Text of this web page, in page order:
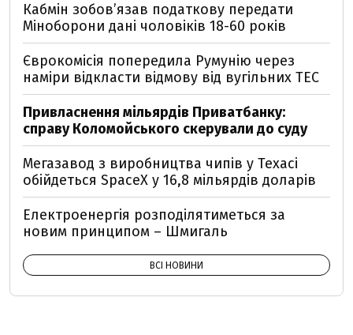
Кабмін зобовʼязав податкову передати
Міноборони дані чоловіків 18-60 років
Єврокомісія попередила Румунію через
наміри відкласти відмову від вугільних ТЕС
Привласнення мільярдів Приватбанку:
справу Коломойського скерували до суду
Мегазавод з виробництва чипів у Техасі
обійдеться SpaceX у 16,8 мільярдів доларів
Електроенергія розподілятиметься за
новим принципом – Шмигаль
ВСІ НОВИНИ